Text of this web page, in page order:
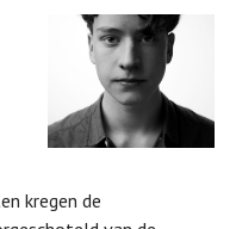
kregen de